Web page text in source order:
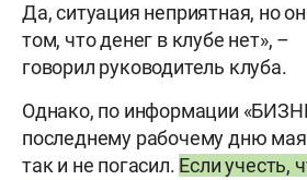
Да, ситуация неприятная, но
том, что денег в клубе нет», –
говорил руководитель клуба.
Однако, по информации
последнему рабочему дню мая
так и не погасил. Если учесть,